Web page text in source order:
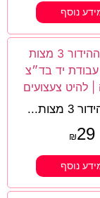
נוסף
מצות...
₪29
נוסף